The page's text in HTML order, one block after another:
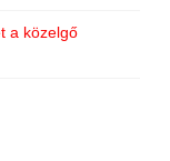
a közelgő